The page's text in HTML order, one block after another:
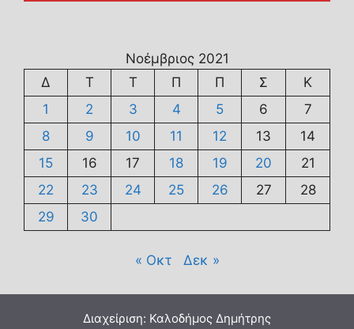
Νοέμβριος 2021
Δ
Τ Τ Π Π Σ
Κ
1
2 3 4 5 6
7
8
9 10 11 12 13
14
15
16 17 18 19 20
21
22
23 24 25 26 27
28
29
30
« Οκτ Δεκ »
Διαχείριση: Καλοδήμος Δημήτρης